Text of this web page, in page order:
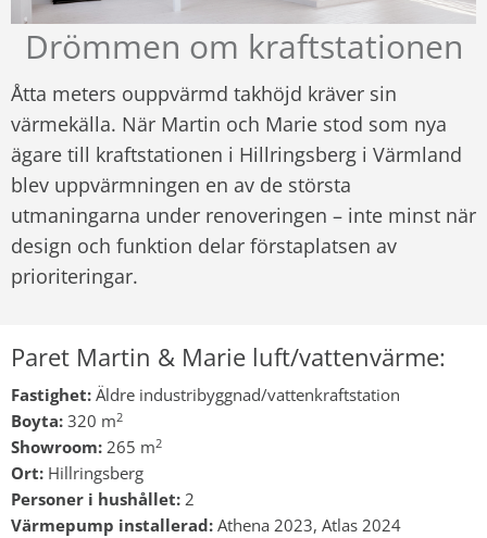
Drömmen om kraftstationen
Åtta meters ouppvärmd takhöjd kräver sin
värmekälla. När Martin och Marie stod som nya
ägare till kraftstationen i Hillringsberg i Värmland
blev uppvärmningen en av de största
utmaningarna under renoveringen – inte minst när
design och funktion delar förstaplatsen av
prioriteringar.
Paret Martin & Marie luft/vattenvärme:
Fastighet: Äldre industribyggnad/vattenkraftstation
Boyta: 320 m2
Showroom: 265 m2
Ort: Hillringsberg
Personer i hushållet: 2
Värmepump installerad: Athena 2023, Atlas 2024